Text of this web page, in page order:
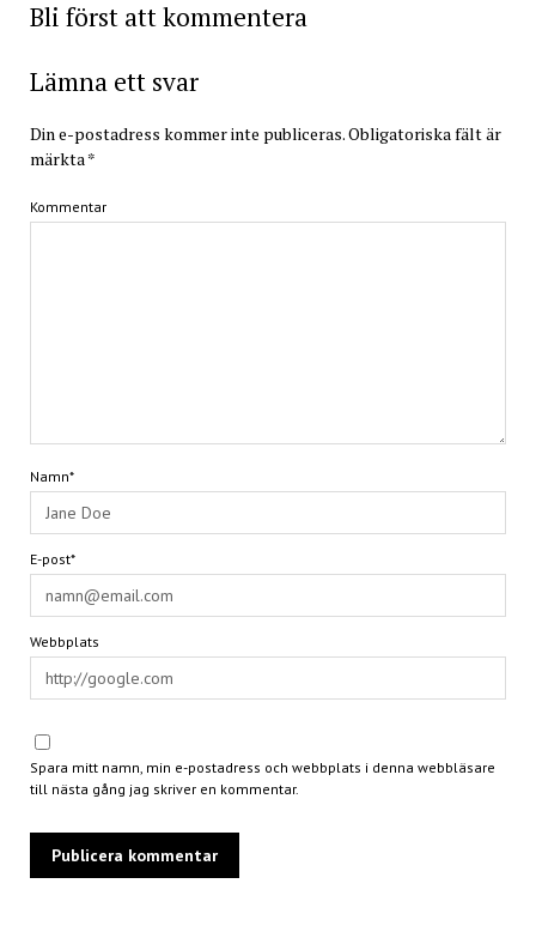
Bli först att kommentera
Lämna ett svar
Din e-postadress kommer inte publiceras.Obligatoriska fält är
märkta*
Kommentar
Namn*
E-post*
Webbplats
Spara mitt namn, min e-postadress och webbplats i denna webbläsare
till nästa gång jag skriver en kommentar.